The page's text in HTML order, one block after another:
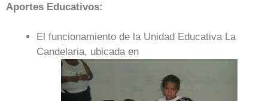
Aportes Educativos:
El funcionamiento de la Unidad Educativa La
Candelaria, ubicada en